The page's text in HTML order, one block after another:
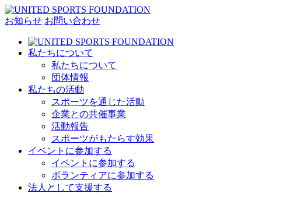
お知らせ お問い合わせ
私たちについて
私たちについて
団体情報
私たちの活動
スポーツを通じた活動
企業との共催事業
活動報告
スポーツがもたらす効果
イベントに参加する
イベントに参加する
ボランティアに参加する
法人として支援する